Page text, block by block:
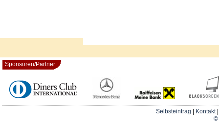
Sponsoren/Partner
Selbsteintrag Kontakt
©